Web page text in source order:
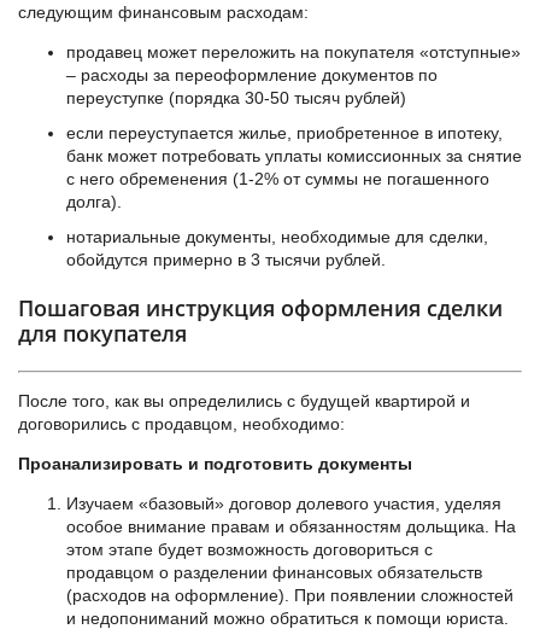
следующим финансовым расходам:
продавец может переложить на покупателя «отступные»
– расходы за переоформление документов по
переуступке (порядка 30-50 тысяч рублей)
если переуступается жилье, приобретенное в ипотеку,
банк может потребовать уплаты комиссионных за снятие
с него обременения (1-2% от суммы не погашенного
долга).
нотариальные документы, необходимые для сделки,
обойдутся примерно в 3 тысячи рублей.
Пошаговая инструкция оформления сделки
для покупателя
После того, как вы определились с будущей квартирой и
договорились с продавцом, необходимо:
Проанализировать и подготовить документы
Изучаем «базовый» договор долевого участия, уделяя
особое внимание правам и обязанностям дольщика. На
этом этапе будет возможность договориться с
продавцом о разделении финансовых обязательств
(расходов на оформление). При появлении сложностей
и недопониманий можно обратиться к помощи юриста.